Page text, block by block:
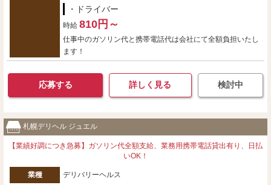
・ドライバー
時給 810円～
仕事中のガソリン代と携帯電話代は会社にて全額負担いたし
ます！
応募する 詳しく見る 検討中
札幌デリヘル ジュエル
【業績好調につき急募】ガソリン代全額支給、業務用携帯電話貸出有り、日払
いOK！
業種 デリバリーヘルス